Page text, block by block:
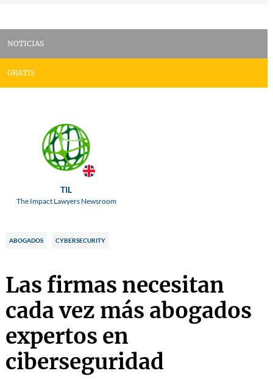
NOTICIAS
GRATIS
TIL
The Impact Lawyers Newsroom
ABOGADOS CYBERSECURITY
Las firmas necesitan
cada vez más abogados
expertos en
ciberseguridad